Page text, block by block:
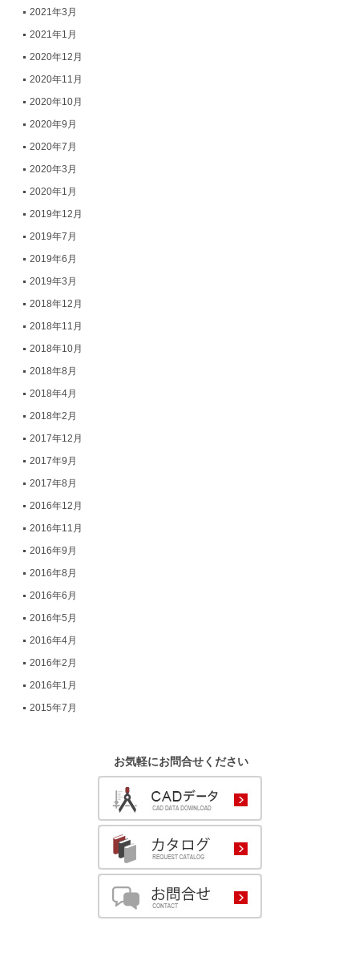
2021年3月
2021年1月
2020年12月
2020年11月
2020年10月
2020年9月
2020年7月
2020年3月
2020年1月
2019年12月
2019年7月
2019年6月
2019年3月
2018年12月
2018年11月
2018年10月
2018年8月
2018年4月
2018年2月
2017年12月
2017年9月
2017年8月
2016年12月
2016年11月
2016年9月
2016年8月
2016年6月
2016年5月
2016年4月
2016年2月
2016年1月
2015年7月
お気軽にお問合せください